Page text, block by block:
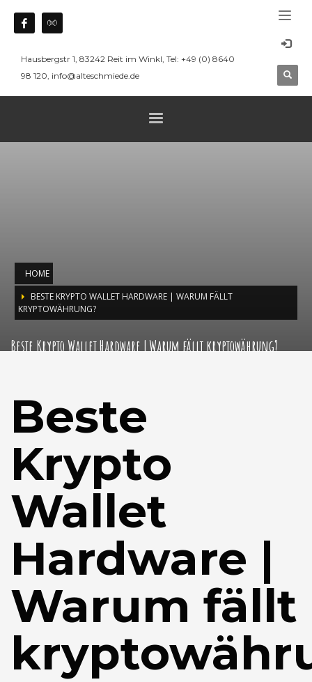
Hausbergstr 1, 83242 Reit im Winkl, Tel: +49 (0) 8640
98 120, info@alteschmiede.de
HOME
BESTE KRYPTO WALLET HARDWARE | WARUM FÄLLT
KRYPTOWÄHRUNG?
Beste Krypto Wallet Hardware | Warum fällt kryptowährung?
Beste
Krypto
Wallet
Hardware |
Warum fällt